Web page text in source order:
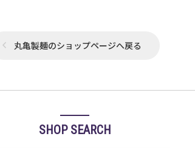
丸亀製麺のショップページへ戻る
SHOP SEARCH